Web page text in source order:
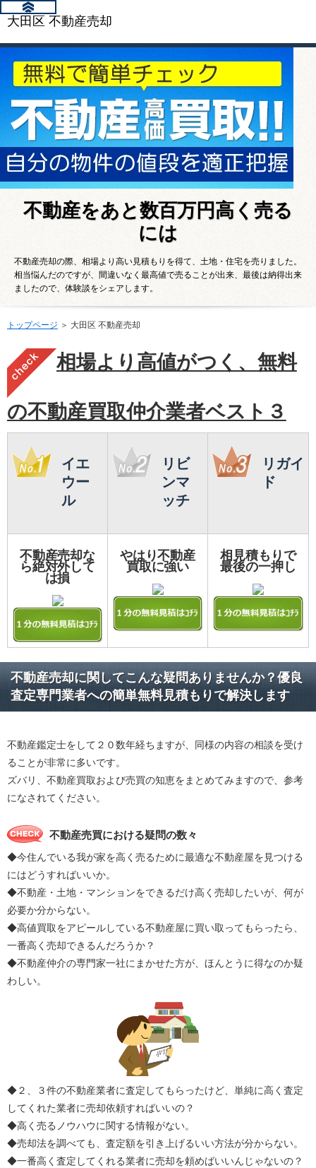
大田区 不動産売却
不動産をあと数百万円高く売る
には
不動産売却の際、相場より高い見積もりを得て、土地・住宅を売りました。
相当悩んだのですが、間違いなく最高値で売ることが出来、最後は納得出来
ましたので、体験談をシェアします。
トップページ ＞ 大田区 不動産売却
相場より高値がつく、無料
の不動産買取仲介業者ベスト３
イエ
ウー
ル
リビ
ンマ
ッチ
リガイ
ド
不動産売却な
ら絶対外して
は損
やはり不動産
買取に強い
相見積もりで
最後の一押し
不動産売却に関してこんな疑問ありませんか？優良
査定専門業者への簡単無料見積もりで解決します
不動産鑑定士をして２０数年経ちますが、同様の内容の相談を受け
ることが非常に多いです。
ズバリ、不動産買取および売買の知恵をまとめてみますので、参考
になされてください。
不動産売買における疑問の数々
◆今住んでいる我が家を高く売るために最適な不動産屋を見つける
にはどうすればいいか。
◆不動産・土地・マンションをできるだけ高く売却したいが、何が
必要か分からない。
◆高値買取をアピールしている不動産屋に買い取ってもらったら、
一番高く売却できるんだろうか？
◆不動産仲介の専門家一社にまかせた方が、ほんとうに得なのか疑
わしい。
◆２、３件の不動産業者に査定してもらったけど、単純に高く査定
してくれた業者に売却依頼すればいいの？
◆高く売るノウハウに関する情報がない。
◆売却法を調べても、査定額を引き上げるいい方法が分からない。
◆一番高く査定してくれる業者に売却を頼めばいいんじゃないの？